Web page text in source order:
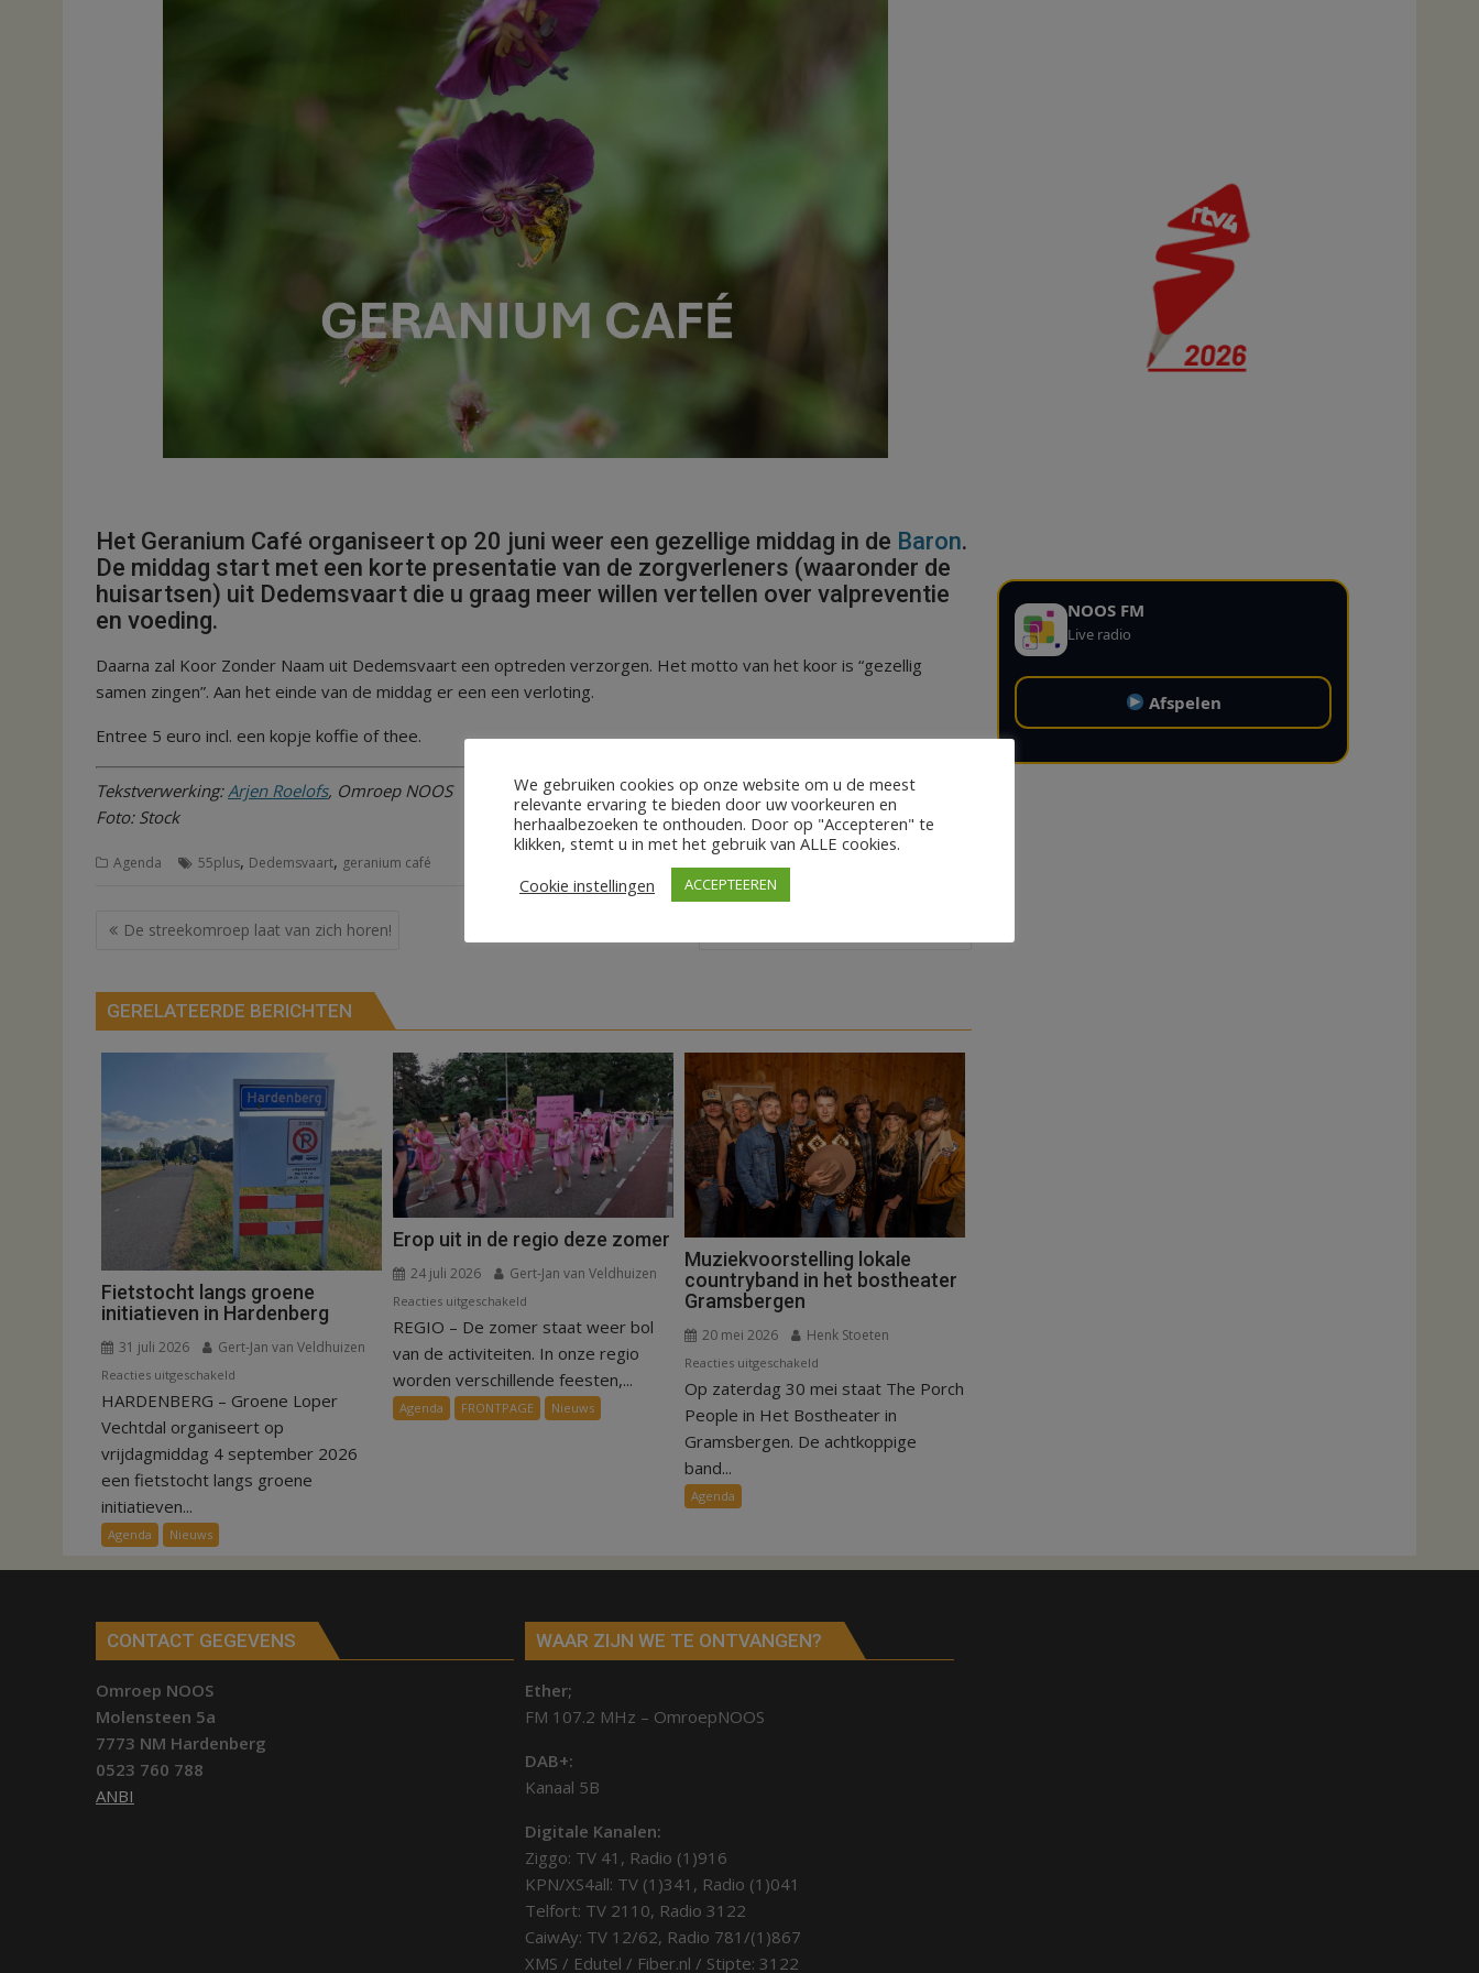
Het Geranium Café organiseert op 20 juni weer een gezellige middag in de Baron.
De middag start met een korte presentatie van de zorgverleners (waaronder de
huisartsen) uit Dedemsvaart die u graag meer willen vertellen over valpreventie
en voeding.
Daarna zal Koor Zonder Naam uit Dedemsvaart een optreden verzorgen. Het motto van het koor is “gezellig
samen zingen”. Aan het einde van de middag er een een verloting.
Entree 5 euro incl. een kopje koffie of thee.
Tekstverwerking: Arjen Roelofs, Omroep NOOS
Foto: Stock
Agenda 55plus, Dedemsvaart, geranium café
Bericht
De streekomroep laat van zich horen!
GERELATEERDE BERICHTEN
Fietstocht langs groene
initiatieven in Hardenberg
31 juli 2026 Gert-Jan van Veldhuizen
Reacties uitgeschakeld
Fietstocht
langs
groene
in
HARDENBERG – Groene Loper
Vechtdal organiseert op
vrijdagmiddag 4 september 2026
een fietstocht langs groene
initiatieven...
Agenda Nieuws
Erop uit in de regio deze zomer
24 juli 2026 Gert-Jan van Veldhuizen
Reacties uitgeschakeld
Erop
uit
de
regio
REGIO – De zomer staat weer bol
van de activiteiten. In onze regio
worden verschillende feesten,...
Agenda FRONTPAGE Nieuws
Muziekvoorstelling lokale
countryband in het bostheater
Gramsbergen
20 mei 2026 Henk Stoeten
Reacties uitgeschakeld
Muziekvoorstelling
lokale
countryband
Op zaterdag 30 mei staat The Porch
People in Het Bostheater in
Gramsbergen. De achtkoppige
band...
Agenda
NOOS FM
Live radio
Afspelen
CONTACT GEGEVENS
Omroep NOOS
Molensteen 5a
7773 NM Hardenberg
0523 760 788
ANBI
WAAR ZIJN WE TE ONTVANGEN?
Ether;
FM 107.2 MHz – OmroepNOOS
DAB+:
Kanaal 5B
Digitale Kanalen:
Ziggo: TV 41, Radio (1)916
KPN/XS4all: TV (1)341, Radio (1)041
Telfort: TV 2110, Radio 3122
CaiwAy: TV 12/62, Radio 781/(1)867
XMS / Edutel / Fiber.nl / Stipte: 3122
We gebruiken cookies op onze website om u de meest
relevante ervaring te bieden door uw voorkeuren en
herhaalbezoeken te onthouden. Door op "Accepteren" te
klikken, stemt u in met het gebruik van ALLE cookies.
Cookie instellingen
ACCEPTEEREN